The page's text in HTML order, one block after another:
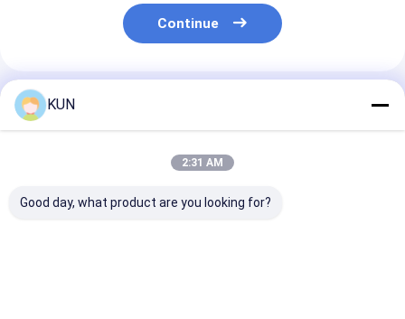
Continue
Produtos Recomendados
KUN
2:31 AM
Good day, what product are you looking for?